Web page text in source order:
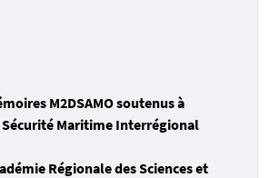
M2DSAMO soutenus à
Maritime Interrégional
Régionale des Sciences et